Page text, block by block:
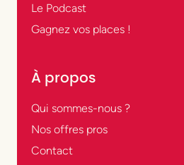
Le Podcast
Gagnez vos places !
À propos
Qui sommes-nous ?
Nos offres pros
Contact